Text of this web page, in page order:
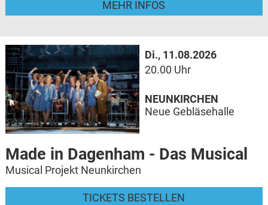
MEHR INFOS
Di., 11.08.2026
20.00 Uhr
Made in Dagenham - Das Musical
Musical Projekt Neunkirchen
TICKETS BESTELLEN
NEUNKIRCHEN
Neue Gebläsehalle